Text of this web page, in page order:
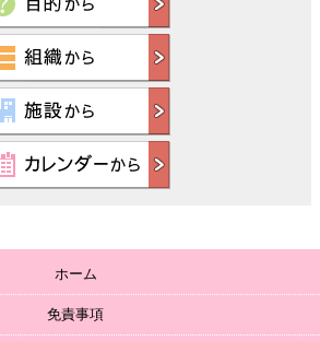
ホーム
免責事項